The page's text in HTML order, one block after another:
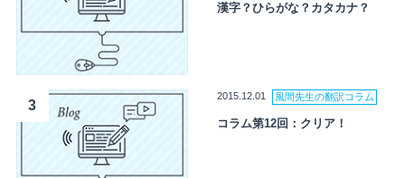
漢字？ひらがな？カタカナ？
3
2015.12.01 風間先生の翻訳コラム
コラム第12回：クリア！